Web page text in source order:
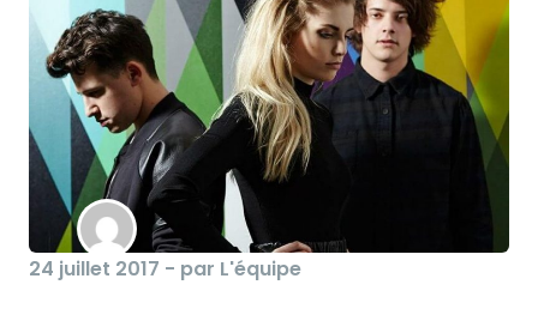
24 juillet 2017 - par L'équipe